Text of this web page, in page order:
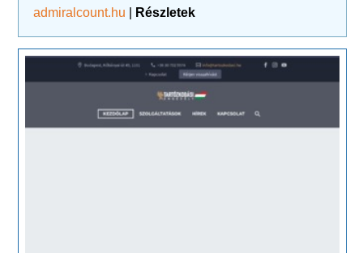
admiralcount.hu Részletek